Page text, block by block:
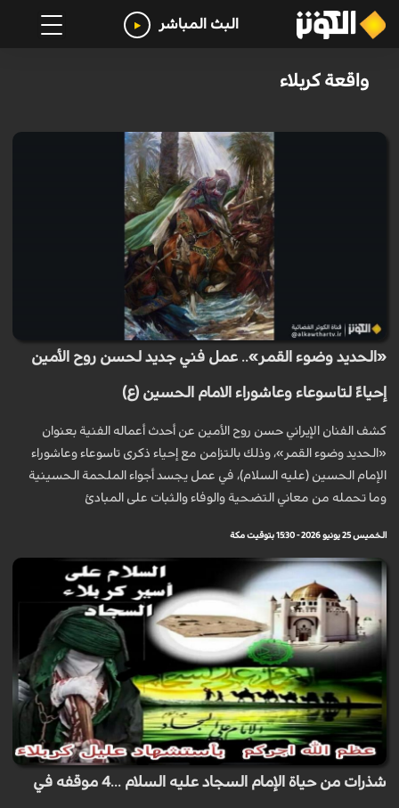
البث المباشر
واقعة كربلاء
«الحديد وضوء القمر».. عمل فني جديد لحسن روح الأمين
إحياءً لتاسوعاء وعاشوراء الامام الحسين (ع)
كشف الفنان الإيراني حسن روح الأمين عن أحدث أعماله الفنية بعنوان
«الحديد وضوء القمر»، وذلك بالتزامن مع إحياء ذكرى تاسوعاء وعاشوراء
الإمام الحسين (عليه السلام)، في عمل يجسد أجواء الملحمة الحسينية
وما تحمله من معاني التضحية والوفاء والثبات على المبادئ
الخميس 25 يونيو 2026 - 15:30 بتوقيت مكة
شذرات من حياة الإمام السجاد عليه السلام ...4 موقفه في